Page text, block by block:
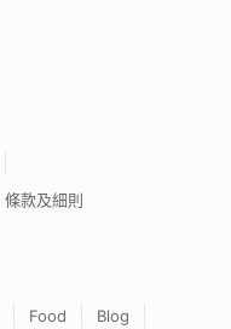
條款及細則
Food Blog